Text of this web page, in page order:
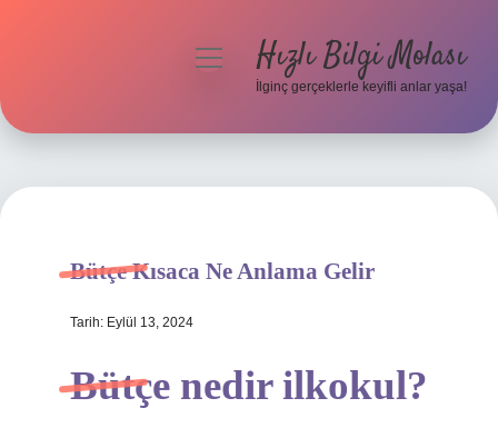
Hakkımızda
menüyüHızlı Bilgi Molası
İlginç gerçeklerle keyifli anlar yaşa!
Bütçe Kısaca Ne Anlama Gelir
Tarih: Eylül 13, 2024
Bütçe nedir ilkokul?